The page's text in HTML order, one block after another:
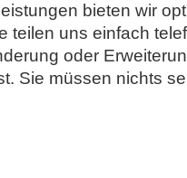
bieten wir
teilen uns einfach
oder
Sie müssen nichts